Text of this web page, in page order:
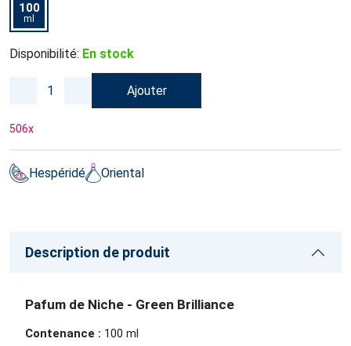
100
ml
Disponibilité: En stock
Ajouter
506x
Hespéridé Oriental
Description de produit
Pafum de Niche - Green Brilliance
Contenance : 100 ml